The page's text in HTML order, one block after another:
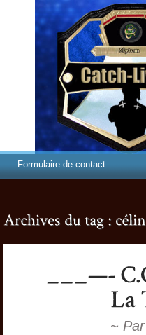
Formulaire de contact
~ Par